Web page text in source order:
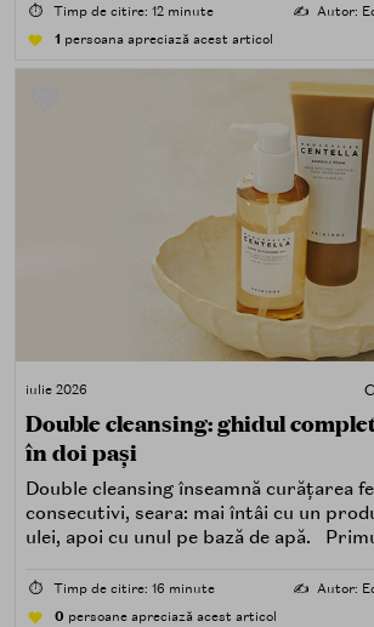
⏱️ Timp de citire: 12 minute ✍️ Autor:
1 persoana apreciază acest articol
iulie 2026
Double cleansing: ghidul
în doi pași
Double cleansing înseamnă curățarea
consecutivi, seara: mai întâi cu un
ulei, apoi cu unul pe bază de apă.
poluare. Al doilea îndepărtează
⏱️ Timp de citire: 16 minute ✍️ Autor:
0 persoane apreciază acest articol